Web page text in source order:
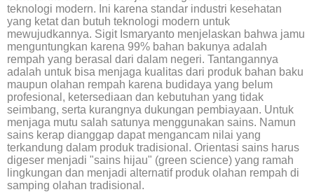
teknologi modern. Ini karena standar industri kesehatan
yang ketat dan butuh teknologi modern untuk
mewujudkannya. Sigit Ismaryanto menjelaskan bahwa jamu
menguntungkan karena 99% bahan bakunya adalah
rempah yang berasal dari dalam negeri. Tantangannya
adalah untuk bisa menjaga kualitas dari produk bahan baku
maupun olahan rempah karena budidaya yang belum
profesional, ketersediaan dan kebutuhan yang tidak
seimbang, serta kurangnya dukungan pembiayaan. Untuk
menjaga mutu salah satunya menggunakan sains. Namun
sains kerap dianggap dapat mengancam nilai yang
terkandung dalam produk tradisional. Orientasi sains harus
digeser menjadi "sains hijau" (green science) yang ramah
lingkungan dan menjadi alternatif produk olahan rempah di
samping olahan tradisional.